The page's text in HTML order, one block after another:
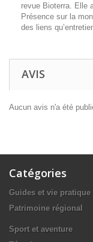
revue Bioterra. Elle
Présence sur la
des liens
AVIS
Aucun avis n'a été
Catégories
Guides et vie pratique
Patrimoine régional
Sport et aventure